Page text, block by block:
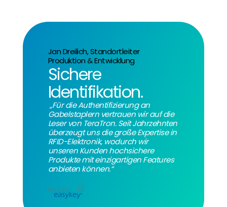
Jan Dreilich, Standortleiter
Produktion & Entwicklung
Sichere
Identifikation.
„Für die Authentifizierung an
Gabelstaplern vertrauen wir auf die
Leser von TeraTron. Seit Jahrzehnten
überzeugt uns die große Expertise in
RFID-Elektronik, wodurch wir
unseren Kunden hochsichere
Produkte mit einzigartigen Features
anbieten können.“